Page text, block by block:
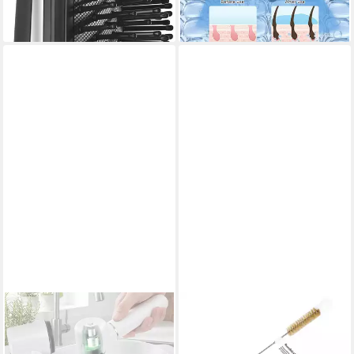
lieferbar - in 1-2 Werktagen bei dir
-40%
lieferbar - in 4-5 Werktagen bei dir
Reinigungsbürste Rundbürste
24cm Schwarz 1 Stück -
Volumen Föhnbürste,